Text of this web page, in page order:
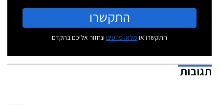
התקשרו
התקשרו או מלאו פרטים ונחזור אליכם בהקדם
תגובות